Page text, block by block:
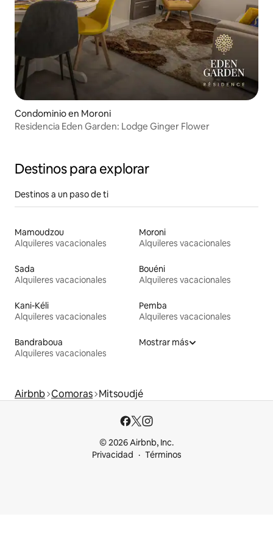
Condominio en Moroni
Residencia Eden Garden: Lodge Ginger Flower
Destinos para explorar
Destinos a un paso de ti
Mamoudzou
Alquileres vacacionales
Moroni
Alquileres vacacionales
Sada
Alquileres vacacionales
Bouéni
Alquileres vacacionales
Kani-Kéli
Alquileres vacacionales
Pemba
Alquileres vacacionales
Bandraboua
Alquileres vacacionales
Mostrar más
Airbnb Comoras Mitsoudjé
© 2026 Airbnb, Inc.
Privacidad
Términos